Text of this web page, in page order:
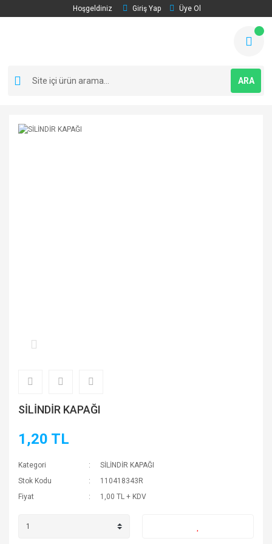
Hoşgeldiniz Giriş Yap Üye Ol
ARA
SİLİNDİR KAPAĞI
1,20 TL
Kategori
SİLİNDİR KAPAĞI
Stok Kodu
110418343R
Fiyat
1,00 TL + KDV